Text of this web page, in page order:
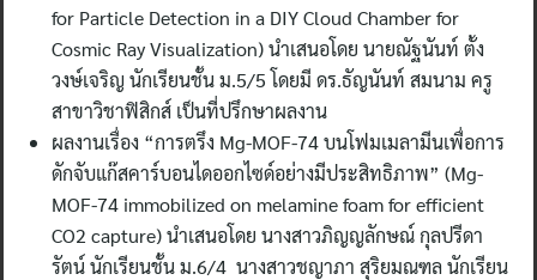
for Particle Detection in a DIY Cloud Chamber for
Cosmic Ray Visualization) นำเสนอโดย นายณัฐนันท์ ตั้ง
วงษ์เจริญ นักเรียนชั้น ม.5/5 โดยมี ดร.ธัญนันท์ สมนาม ครู
สาขาวิชาฟิสิกส์ เป็นที่ปรึกษาผลงาน
ผลงานเรื่อง “การตรึง Mg-MOF-74 บนโฟมเมลามีนเพื่อการ
ดักจับแก๊สคาร์บอนไดออกไซด์อย่างมีประสิทธิภาพ” (Mg-
MOF-74 immobilized on melamine foam for efficient
CO2 capture) นำเสนอโดย นางสาวภิญญลักษณ์ กุลปรีดา
รัตน์ นักเรียนชั้น ม.6/4 นางสาวชญาภา สุริยมณฑล นักเรียน